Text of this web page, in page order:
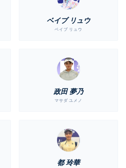
ベイブ リュウ
ベイブ リュウ
政田 夢乃
マサダ ユメノ
都 玲華